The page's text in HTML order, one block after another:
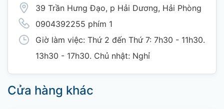
39 Trần Hưng Đạo, p Hải Dương, Hải Phòng
0904392255 phím 1
Giờ làm việc: Thứ 2 đến Thứ 7: 7h30 - 11h30.
13h30 - 17h30. Chủ nhật: Nghỉ
Cửa hàng khác